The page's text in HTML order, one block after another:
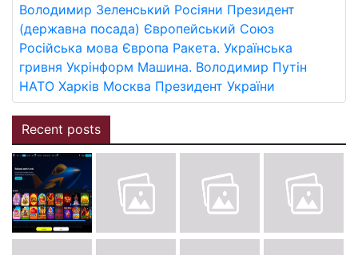
Володимир Зеленський Росіяни Президент
(державна посада) Європейський Союз
Російська мова Європа Ракета. Українська
гривня Укрінформ Машина. Володимир Путін
НАТО Харків Москва Президент України
Recent posts